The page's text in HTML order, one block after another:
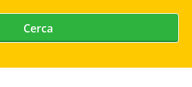
Cerca